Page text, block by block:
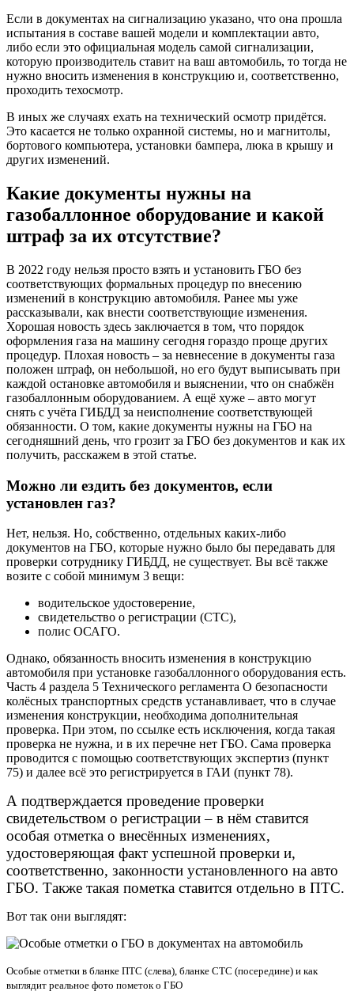
Если в документах на сигнализацию указано, что она прошла
испытания в составе вашей модели и комплектации авто,
либо если это официальная модель самой сигнализации,
которую производитель ставит на ваш автомобиль, то тогда не
нужно вносить изменения в конструкцию и, соответственно,
проходить техосмотр.
В иных же случаях ехать на технический осмотр придётся.
Это касается не только охранной системы, но и магнитолы,
бортового компьютера, установки бампера, люка в крышу и
других изменений.
Какие документы нужны на
газобаллонное оборудование и какой
штраф за их отсутствие?
В 2022 году нельзя просто взять и установить ГБО без
соответствующих формальных процедур по внесению
изменений в конструкцию автомобиля. Ранее мы уже
рассказывали, как внести соответствующие изменения.
Хорошая новость здесь заключается в том, что порядок
оформления газа на машину сегодня гораздо проще других
процедур. Плохая новость – за невнесение в документы газа
положен штраф, он небольшой, но его будут выписывать при
каждой остановке автомобиля и выяснении, что он снабжён
газобаллонным оборудованием. А ещё хуже – авто могут
снять с учёта ГИБДД за неисполнение соответствующей
обязанности. О том, какие документы нужны на ГБО на
сегодняшний день, что грозит за ГБО без документов и как их
получить, расскажем в этой статье.
Можно ли ездить без документов, если
установлен газ?
Нет, нельзя. Но, собственно, отдельных каких-либо
документов на ГБО, которые нужно было бы передавать для
проверки сотруднику ГИБДД, не существует. Вы всё также
возите с собой минимум 3 вещи:
водительское удостоверение,
свидетельство о регистрации (СТС),
полис ОСАГО.
Однако, обязанность вносить изменения в конструкцию
автомобиля при установке газобаллонного оборудования есть.
Часть 4 раздела 5 Технического регламента О безопасности
колёсных транспортных средств устанавливает, что в случае
изменения конструкции, необходима дополнительная
проверка. При этом, по ссылке есть исключения, когда такая
проверка не нужна, и в их перечне нет ГБО. Сама проверка
проводится с помощью соответствующих экспертиз (пункт
75) и далее всё это регистрируется в ГАИ (пункт 78).
А подтверждается проведение проверки
свидетельством о регистрации – в нём ставится
особая отметка о внесённых изменениях,
удостоверяющая факт успешной проверки и,
соответственно, законности установленного на авто
ГБО. Также такая пометка ставится отдельно в ПТС.
Вот так они выглядят:
Особые отметки в бланке ПТС (слева), бланке СТС (посередине) и как
выглядит реальное фото пометок о ГБО